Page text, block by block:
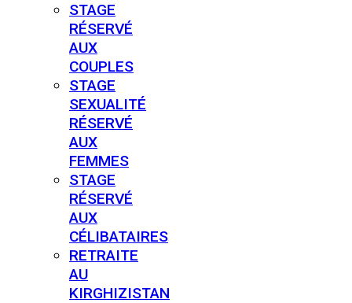
STAGE
RÉSERVÉ
AUX
COUPLES
STAGE
SEXUALITÉ
RÉSERVÉ
AUX
FEMMES
STAGE
RÉSERVÉ
AUX
CÉLIBATAIRES
RETRAITE
AU
KIRGHIZISTAN